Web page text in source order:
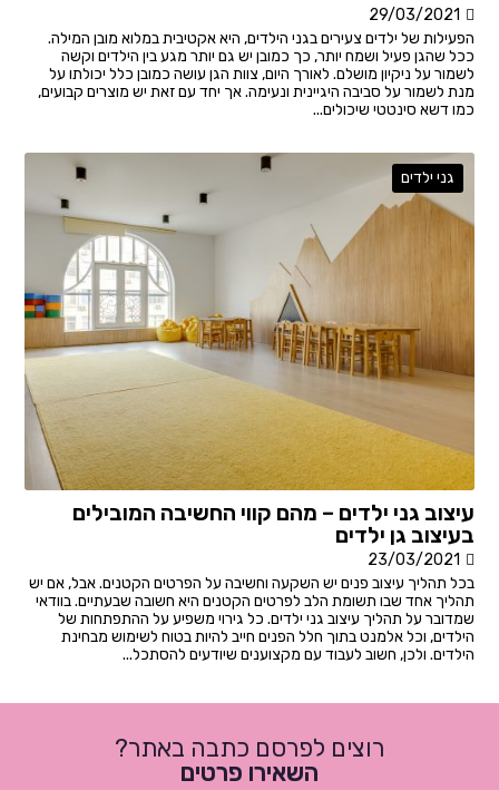
29/03/2021
הפעילות של ילדים צעירים בגני הילדים, היא אקטיבית במלוא מובן המילה.
ככל שהגן פעיל ושמח יותר, כך כמובן יש גם יותר מגע בין הילדים וקשה
לשמור על ניקיון מושלם. לאורך היום, צוות הגן עושה כמובן כלל יכולתו על
מנת לשמור על סביבה היגיינית ונעימה. אך יחד עם זאת יש מוצרים קבועים,
כמו דשא סינטטי שיכולים...
גני ילדים
עיצוב גני ילדים – מהם קווי החשיבה המובילים
בעיצוב גן ילדים
23/03/2021
בכל תהליך עיצוב פנים יש השקעה וחשיבה על הפרטים הקטנים. אבל, אם יש
תהליך אחד שבו תשומת הלב לפרטים הקטנים היא חשובה שבעתיים. בוודאי
שמדובר על תהליך עיצוב גני ילדים. כל גירוי משפיע על ההתפתחות של
הילדים, וכל אלמנט בתוך חלל הפנים חייב להיות בטוח לשימוש מבחינת
הילדים. ולכן, חשוב לעבוד עם מקצוענים שיודעים להסתכל...
רוצים לפרסם כתבה באתר?
השאירו פרטים